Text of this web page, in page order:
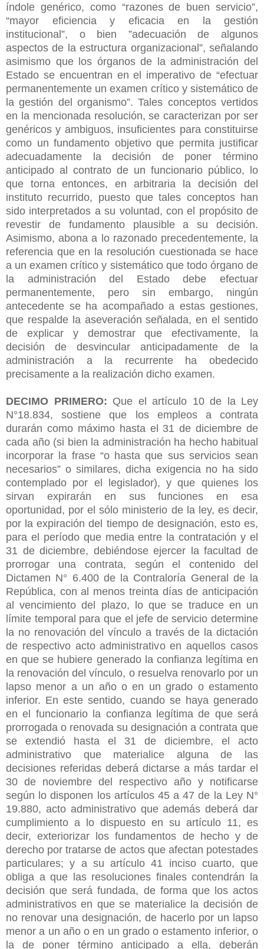
índole genérico, como “razones de buen servicio”,
“mayor eficiencia y eficacia en la gestión
institucional”, o bien ”adecuación de algunos
aspectos de la estructura organizacional”, señalando
asimismo que los órganos de la administración del
Estado se encuentran en el imperativo de “efectuar
permanentemente un examen crítico y sistemático de
la gestión del organismo”. Tales conceptos vertidos
en la mencionada resolución, se caracterizan por ser
genéricos y ambiguos, insuficientes para constituirse
como un fundamento objetivo que permita justificar
adecuadamente la decisión de poner término
anticipado al contrato de un funcionario público, lo
que torna entonces, en arbitraria la decisión del
instituto recurrido, puesto que tales conceptos han
sido interpretados a su voluntad, con el propósito de
revestir de fundamento plausible a su decisión.
Asimismo, abona a lo razonado precedentemente, la
referencia que en la resolución cuestionada se hace
a un examen crítico y sistemático que todo órgano de
la administración del Estado debe efectuar
permanentemente, pero sin embargo, ningún
antecedente se ha acompañado a estas gestiones,
que respalde la aseveración señalada, en el sentido
de explicar y demostrar que efectivamente, la
decisión de desvincular anticipadamente de la
administración a la recurrente ha obedecido
precisamente a la realización dicho examen.
DECIMO PRIMERO: Que el artículo 10 de la Ley
N°18.834, sostiene que los empleos a contrata
durarán como máximo hasta el 31 de diciembre de
cada año (si bien la administración ha hecho habitual
incorporar la frase “o hasta que sus servicios sean
necesarios” o similares, dicha exigencia no ha sido
contemplado por el legislador), y que quienes los
sirvan expirarán en sus funciones en esa
oportunidad, por el sólo ministerio de la ley, es decir,
por la expiración del tiempo de designación, esto es,
para el período que media entre la contratación y el
31 de diciembre, debiéndose ejercer la facultad de
prorrogar una contrata, según el contenido del
Dictamen N° 6.400 de la Contraloría General de la
República, con al menos treinta días de anticipación
al vencimiento del plazo, lo que se traduce en un
límite temporal para que el jefe de servicio determine
la no renovación del vínculo a través de la dictación
de respectivo acto administrativo en aquellos casos
en que se hubiere generado la confianza legítima en
la renovación del vínculo, o resuelva renovarlo por un
lapso menor a un año o en un grado o estamento
inferior. En este sentido, cuando se haya generado
en el funcionario la confianza legítima de que será
prorrogada o renovada su designación a contrata que
se extendió hasta el 31 de diciembre, el acto
administrativo que materialice alguna de las
decisiones referidas deberá dictarse a más tardar el
30 de noviembre del respectivo año y notificarse
según lo disponen los artículos 45 a 47 de la Ley N°
19.880, acto administrativo que además deberá dar
cumplimiento a lo dispuesto en su artículo 11, es
decir, exteriorizar los fundamentos de hecho y de
derecho por tratarse de actos que afectan potestades
particulares; y a su artículo 41 inciso cuarto, que
obliga a que las resoluciones finales contendrán la
decisión que será fundada, de forma que los actos
administrativos en que se materialice la decisión de
no renovar una designación, de hacerlo por un lapso
menor a un año o en un grado o estamento inferior, o
la de poner término anticipado a ella, deberán